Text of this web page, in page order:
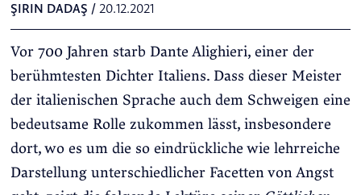
ŞIRIN DADAŞ / 20.12.2021
Vor 700 Jahren starb Dante Alighieri, einer der
berühmtesten Dichter Italiens. Dass dieser Meister
der italienischen Sprache auch dem Schweigen eine
bedeutsame Rolle zukommen lässt, insbesondere
dort, wo es um die so eindrückliche wie lehrreiche
Darstellung unterschiedlicher Facetten von Angst